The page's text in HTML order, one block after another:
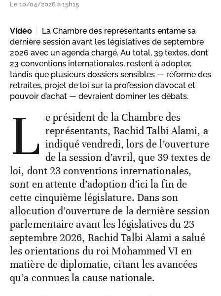
Le 10/04/2026 à 15h15
Vidéo
La Chambre des représentants entame sa
dernière session avant les législatives de septembre
2026 avec un agenda chargé. Au total, 39 textes, dont
23 conventions internationales, restent à adopter,
tandis que plusieurs dossiers sensibles — réforme des
retraites, projet de loi sur la profession d’avocat et
pouvoir d’achat — devraient dominer les débats.
L e président de la Chambre des
représentants, Rachid Talbi Alami, a
indiqué vendredi, lors de l’ouverture
de la session d’avril, que 39 textes de
loi, dont 23 conventions internationales,
sont en attente d’adoption d’ici la fin de
cette cinquième législature. Dans son
allocution d’ouverture de la dernière session
parlementaire avant les législatives du 23
septembre 2026, Rachid Talbi Alami a salué
les orientations du roi Mohammed VI en
matière de diplomatie, citant les avancées
qu’a connues la cause nationale.